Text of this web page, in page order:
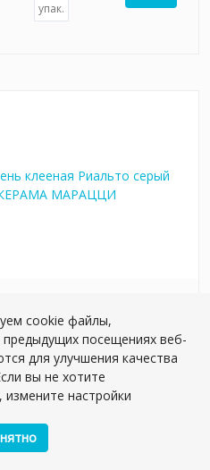
упак.
33x80x0,9
cookie файлы,
посещениях веб-
для улучшения качества
вы не хотите
настройки